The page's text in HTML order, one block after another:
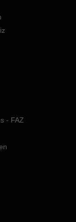
- FAZ